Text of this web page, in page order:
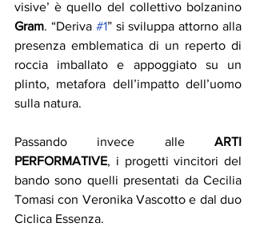
Gram. “Deriva #1” si sviluppa attorno alla
presenza emblematica di un reperto di
roccia imballato e appoggiato su un
plinto, metafora dell’impatto dell’uomo
sulla natura.
Passando invece alle ARTI
PERFORMATIVE, i progetti vincitori del
bando sono quelli presentati da Cecilia
Tomasi con Veronika Vascotto e dal duo
Ciclica Essenza.